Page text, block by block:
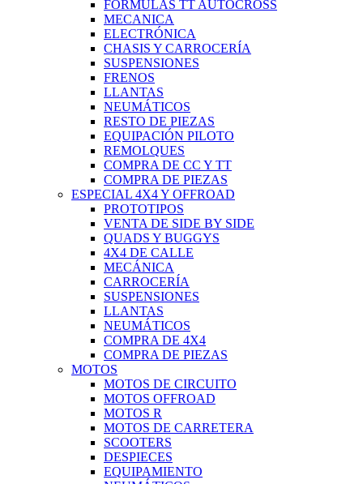
FORMULAS TT AUTOCROSS
MECANICA
ELECTRÓNICA
CHASIS Y CARROCERÍA
SUSPENSIONES
FRENOS
LLANTAS
NEUMÁTICOS
RESTO DE PIEZAS
EQUIPACIÓN PILOTO
REMOLQUES
COMPRA DE CC Y TT
COMPRA DE PIEZAS
ESPECIAL 4X4 Y OFFROAD
PROTOTIPOS
VENTA DE SIDE BY SIDE
QUADS Y BUGGYS
4X4 DE CALLE
MECÁNICA
CARROCERÍA
SUSPENSIONES
LLANTAS
NEUMÁTICOS
COMPRA DE 4X4
COMPRA DE PIEZAS
MOTOS
MOTOS DE CIRCUITO
MOTOS OFFROAD
MOTOS R
MOTOS DE CARRETERA
SCOOTERS
DESPIECES
EQUIPAMIENTO